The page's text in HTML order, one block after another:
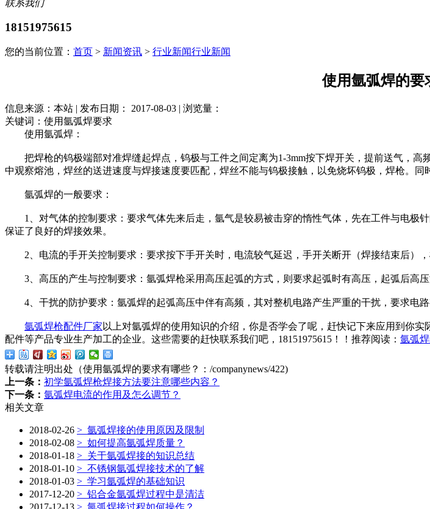
联系我们
18151975615
您的当前位置： 首页 > 新闻资讯 > 行业新闻行业新闻
使用氩弧焊的要
信息来源：本站 | 发布日期： 2017-08-03 | 浏览量：
关键词：使用氩弧焊要求
使用氩弧焊：
把焊枪的钨极端部对准焊缝起焊点，钨极与工件之间定离为1-3mm按下焊开关，提前送气，高
中观察熔池，焊丝的送进速度与焊接速度要匹配，焊丝不能与钨极接触，以免烧坏钨极，焊枪。同
氩弧焊的一般要求：
1、对气体的控制要求：要求气体先来后走，氩气是较易被击穿的惰性气体，先在工件与电极
保证了良好的焊接效果。
2、电流的手开关控制要求：要求按下手开关时，电流较气延迟，手开关断开（焊接结束后），
3、高压的产生与控制要求：氩弧焊枪采用高压起弧的方式，则要求起弧时有高压，起弧后高压
4、干扰的防护要求：氩弧焊的起弧高压中伴有高频，其对整机电路产生严重的干扰，要求电路
氩弧焊枪配件厂家 以上对氩弧焊的使用知识的介绍，你是否学会了呢，赶快记下来应用到你
配件等产品专业生产加工的企业。这些需要的赶快联系我们吧，18151975615！！推荐阅读： 氩弧
转载请注明出处（使用氩弧焊的要求有哪些？： /companynews/422)
上一条： 初学氩弧焊枪焊接方法要注意哪些内容？
下一条： 氩弧焊电流的作用及怎么调节？
相关文章
2018-02-26 > 氩弧焊接的使用原因及限制
2018-02-08 > 如何提高氩弧焊质量？
2018-01-18 > 关于氩弧焊接的知识总结
2018-01-10 > 不锈钢氩弧焊接技术的了解
2018-01-03 > 学习氩弧焊的基础知识
2017-12-20 > 铝合金氩弧焊过程中是清洁
2017-12-13 > 氩弧焊接过程如何操作？